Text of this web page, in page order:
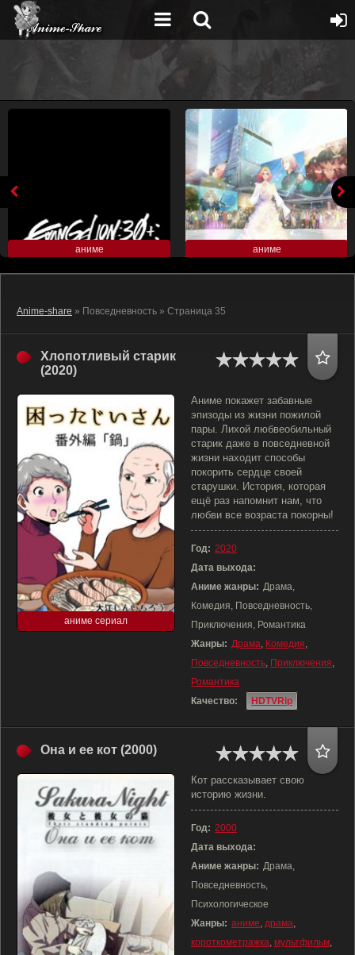
аниме аниме
Anime-share » Повседневность » Страница 35
Хлопотливый старик
(2020)
аниме сериал
Аниме покажет забавные
эпизоды из жизни пожилой
пары. Лихой любвеобильный
старик даже в повседневной
жизни находит способы
покорить сердце своей
старушки. История, которая
ещё раз напомнит нам, что
любви все возраста покорны!
Год: 2020
Дата выхода:
Аниме жанры: Драма,
Комедия, Повседневность,
Приключения, Романтика
Жанры: Драма, Комедия,
Повседневность, Приключения,
Романтика
Качество:
HDTVRip
Она и ее кот (2000)
Кот рассказывает свою
историю жизни.
Год: 2000
Дата выхода:
Аниме жанры: Драма,
Повседневность,
Психологическое
Жанры: аниме, драма,
короткометражка, мультфильм,